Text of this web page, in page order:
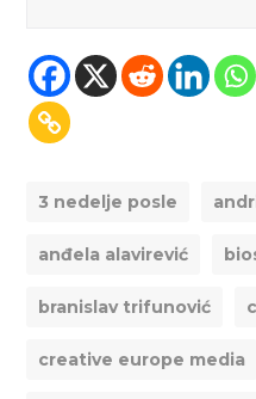
3 nedelje posle
anđela alavirević
branislav trifunović
creative europe media